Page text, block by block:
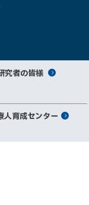
究者の皆様
人育成センター